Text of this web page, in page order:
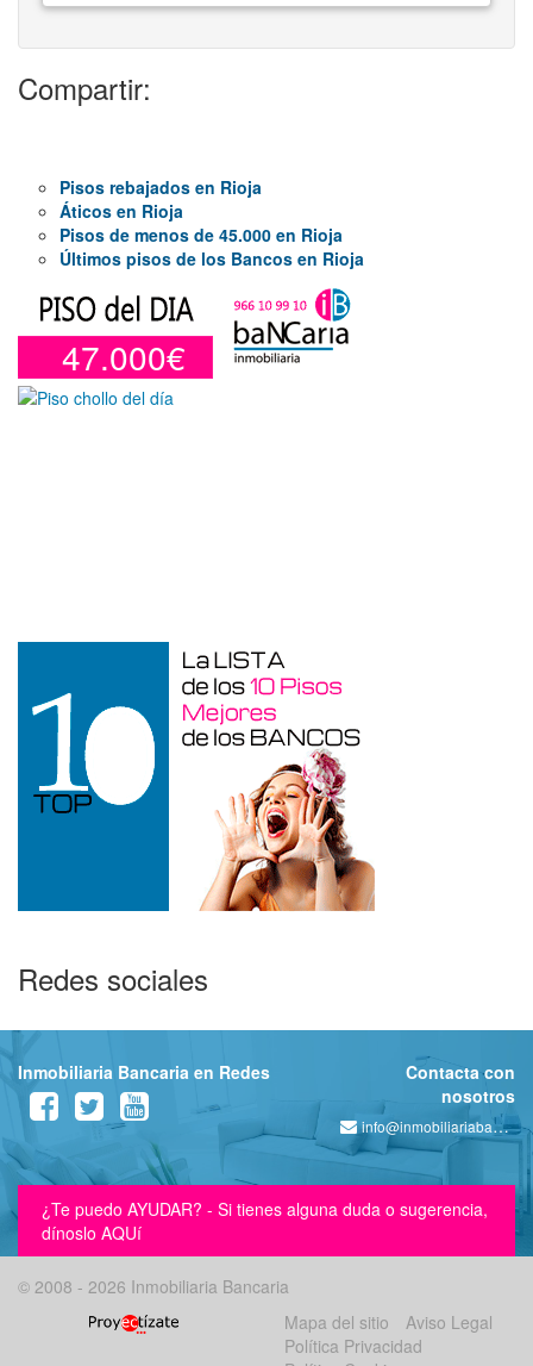
Compartir:
Pisos rebajados en Rioja
Áticos en Rioja
Pisos de menos de 45.000 en Rioja
Últimos pisos de los Bancos en Rioja
47.000€
Redes sociales
Inmobiliaria Bancaria en Redes
Contacta con
nosotros
info@inmobiliariabancaria.com
¿Te puedo AYUDAR? - Si tienes alguna duda o sugerencia,
dínoslo AQUí
© 2008 - 2026 Inmobiliaria Bancaria
Mapa del sitio
Aviso Legal
Política Privacidad